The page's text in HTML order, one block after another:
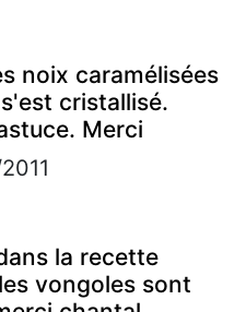
noix caramélisées
cristallisé.
Merci
la recette
vongoles sont